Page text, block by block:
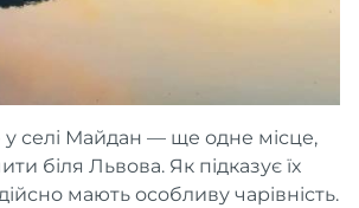
у селі Майдан — ще одне місце,
біля Львова. Як підказує їх
мають особливу чарівність.